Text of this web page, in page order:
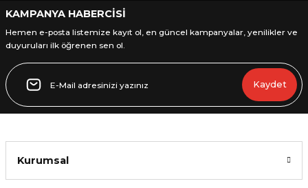
KAMPANYA HABERCİSİ
Hemen e-posta listemize kayıt ol, en güncel kampanyalar, yenilikler ve
duyuruları ilk öğrenen sen ol.
Kaydet
Kurumsal